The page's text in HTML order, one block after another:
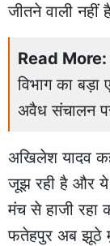
जीतने वाली नहीं
Read More:
विभाग का
अवैध संचालन
अखिलेश यादव
जूझ रही है और ये
मंच से हाजी
फतेहपुर अब झूठे